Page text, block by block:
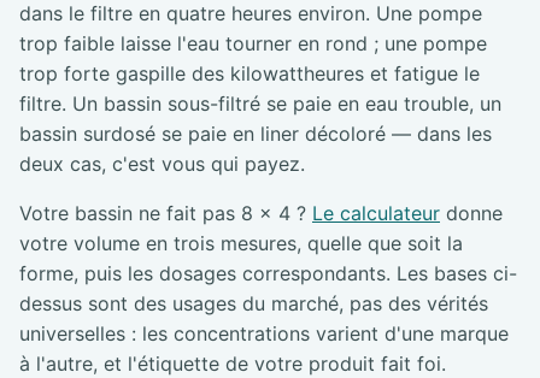
dans le filtre en quatre heures environ. Une pompe
trop faible laisse l'eau tourner en rond ; une pompe
trop forte gaspille des kilowattheures et fatigue le
filtre. Un bassin sous-filtré se paie en eau trouble, un
bassin surdosé se paie en liner décoloré — dans les
deux cas, c'est vous qui payez.
Votre bassin ne fait pas 8 × 4 ? Le calculateur donne
votre volume en trois mesures, quelle que soit la
forme, puis les dosages correspondants. Les bases ci-
dessus sont des usages du marché, pas des vérités
universelles : les concentrations varient d'une marque
à l'autre, et l'étiquette de votre produit fait foi.